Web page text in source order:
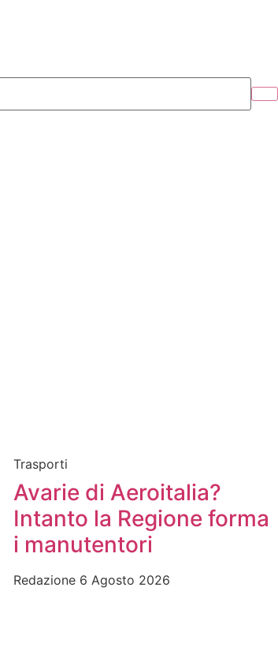
Trasporti
Avarie di Aeroitalia?
Intanto la Regione forma
i manutentori
Redazione 6 Agosto 2026